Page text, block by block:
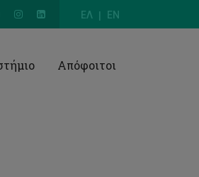
ΕΛ EN
Απόφοιτοι